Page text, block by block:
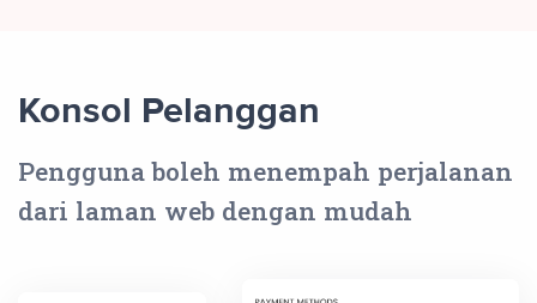
Konsol Pelanggan
Pengguna boleh menempah perjalanan
dari laman web dengan mudah